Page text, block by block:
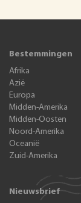
Bestemmingen
Afrika
Azië
Europa
Midden-Amerika
Midden-Oosten
Noord-Amerika
Oceanië
Zuid-Amerika
Nieuwsbrief